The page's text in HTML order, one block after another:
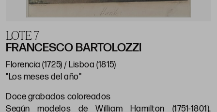
LOTE 7
FRANCESCO BARTOLOZZI
Florencia (1725) / Lisboa (1815)
"Los meses del año"
Doce grabados coloreados
Según modelos de William Hamilton (1751-1801).